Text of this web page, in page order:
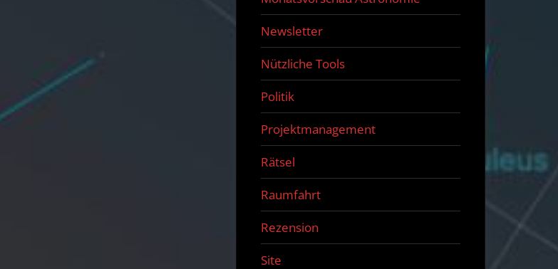
Newsletter
Nützliche Tools
Politik
Projektmanagement
Rätsel
Raumfahrt
Rezension
Site